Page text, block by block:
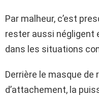
Par malheur, c’est
rester aussi négligent
dans les situations
Derrière le masque
d’attachement, la